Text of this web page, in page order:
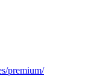
premium/